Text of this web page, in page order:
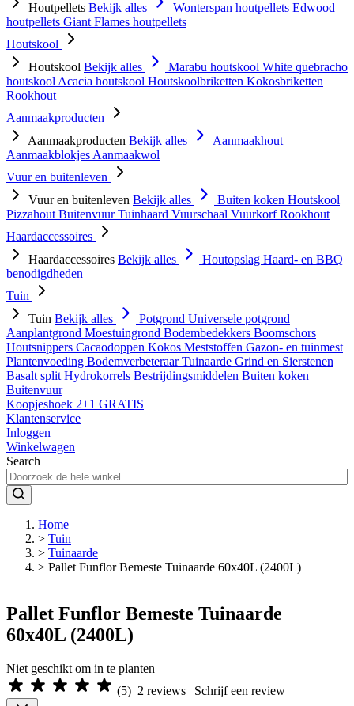
Houtpellets Bekijk alles Wonterspan houtpellets Edwood
houtpellets Giant Flames houtpellets
Houtskool
Houtskool Bekijk alles Marabu houtskool White quebracho
houtskool Acacia houtskool Houtskoolbriketten Kokosbriketten
Rookhout
Aanmaakproducten
Aanmaakproducten Bekijk alles
Aanmaakhout
Aanmaakblokjes Aanmaakwol
Vuur en buitenleven
Vuur en buitenleven Bekijk alles Buiten koken Houtskool
Pizzahout BuitenvuurTuinhaard Vuurschaal VuurkorfRookhout
Haardaccessoires
Haardaccessoires Bekijk alles Houtopslag Haard- en BBQ
benodigdheden
Tuin
Tuin Bekijk alles Potgrond Universele potgrond
Aanplantgrond Moestuingrond Bodembedekkers Boomschors
Houtsnippers Cacaodoppen Kokos Meststoffen Gazon- en tuinmest
Plantenvoeding BodemverbeteraarTuinaarde Grind en Sierstenen
Basalt split Hydrokorrels Bestrijdingsmiddelen Buiten koken
Buitenvuur
Koopjeshoek 2+1 GRATIS
Klantenservice
Inloggen
Winkelwagen
Search
Home
> Tuin
> Tuinaarde
> Pallet Funflor Bemeste Tuinaarde 60x40L (2400L)
Pallet Funflor Bemeste Tuinaarde
60x40L (2400L)
Niet geschikt om in te planten
(5) 2 reviews | Schrijf een review